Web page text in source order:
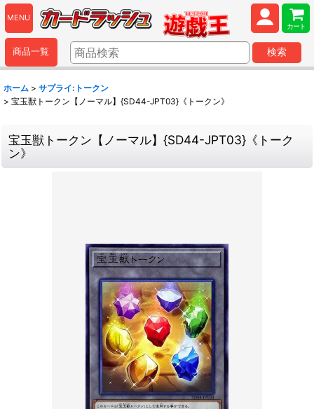
MENU
カート
商品一覧 検索
ホーム > サプライ:トークン
> 宝玉獣トークン【ノーマル】{SD44-JPT03}《トークン》
宝玉獣トークン【ノーマル】{SD44-JPT03}《トーク
ン》